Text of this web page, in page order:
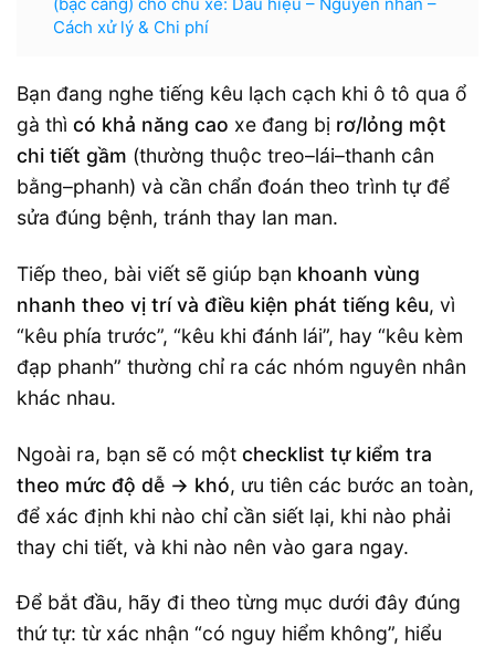
Cách xử lý & Chi phí
Bạn đang nghe tiếng kêu lạch cạch khi ô tô qua ổ
gà thì có khả năng cao xe đang bị rơ/lỏng một
chi tiết gầm (thường thuộc treo–lái–thanh cân
bằng–phanh) và cần chẩn đoán theo trình tự để
sửa đúng bệnh, tránh thay lan man.
Tiếp theo, bài viết sẽ giúp bạn khoanh vùng
nhanh theo vị trí và điều kiện phát tiếng kêu, vì
“kêu phía trước”, “kêu khi đánh lái”, hay “kêu kèm
đạp phanh” thường chỉ ra các nhóm nguyên nhân
khác nhau.
Ngoài ra, bạn sẽ có một checklist tự kiểm tra
theo mức độ dễ → khó, ưu tiên các bước an toàn,
để xác định khi nào chỉ cần siết lại, khi nào phải
thay chi tiết, và khi nào nên vào gara ngay.
Để bắt đầu, hãy đi theo từng mục dưới đây đúng
thứ tự: từ xác nhận “có nguy hiểm không”, hiểu